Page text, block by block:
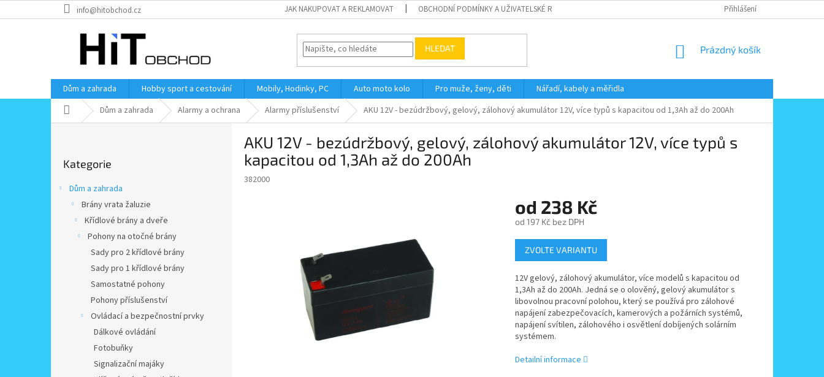
na
info@hitobchod.cz JAK NAKUPOVAT A REKLAMOVAT OBCHODNÍ PODMÍNKY A UŽIVATELSKÉ RADY KONTAKT
Přihlášení
HLEDAT
NÁKUPNÍ
Prázdný košík
Dům a zahrada Hobby sport a cestování Mobily, Hodinky, PC Auto moto kolo Pro muže, ženy, děti
Nářadí, kabely a měřidla
Domů Dům a zahrada Alarmy a ochrana Alarmy příslušenství AKU 12V - bezúdržbový, gelový, zálohový akumulátor 12V, více typů s kapacitou od 1,3Ah až do 200Ah
kategorie
Kategorie
Dům a zahrada
Brány vrata žaluzie
Křídlové brány a dveře
Pohony na otočné brány
Sady pro 2 křídlové brány
Sady pro 1 křídlové brány
Samostatné pohony
Pohony příslušenství
Ovládací a bezpečnostní prvky
Dálkové ovládání
Fotobuňky
Signalizační majáky
AKU 12V - bezúdržbový, gelový, zálohový akumulátor 12V, více typů s
kapacitou od 1,3Ah až do 200Ah
382000
od 238 Kč
od 197 Kčbez DPH
Měrná
cena:
ZVOLTE VARIANTU
12V gelový, zálohový akumulátor, více modelů s kapacitou od
1,3Ah až do 200Ah. Jedná se o olověný, gelový akumulátor s
libovolnou pracovní polohou, který se používá pro zálohové
napájení zabezpečovacích, kamerových a požárních systémů,
napájení svítilen, zálohového i osvětlení dobíjených solárním
systémem.
Detailní informace